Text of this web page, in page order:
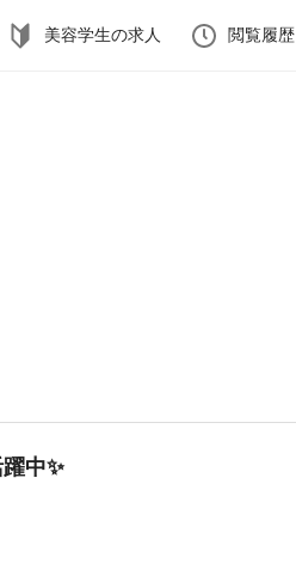
美容学生の求人 閲覧履歴
中✨